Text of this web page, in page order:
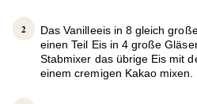
Das Vanilleeis in 8 gleich
einen Teil Eis in 4 große
Stabmixer das übrige Eis mit
einem cremigen Kakao mixen.